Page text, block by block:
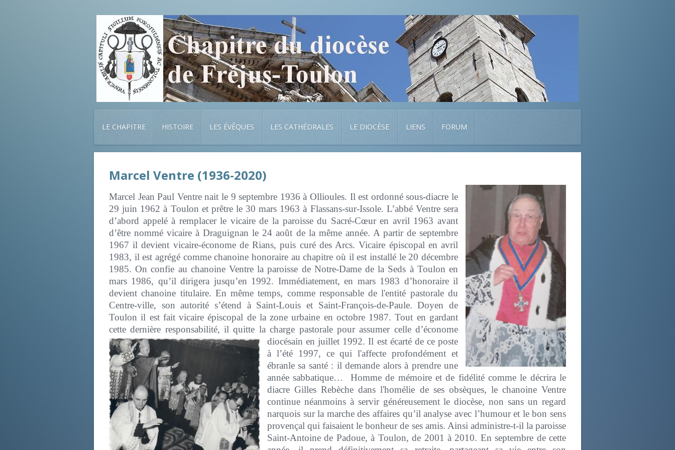
LE CHAPITRE HISTOIRE LES ÉVÊQUES LES CATHÉDRALES LE DIOCÈSE LIENS FORUM
Marcel Ventre (1936-2020)
Marcel Jean Paul Ventre nait le 9 septembre 1936 à Ollioules. Il est ordonné sous-diacre le
29 juin 1962 à Toulon et prêtre le 30 mars 1963 à Flassans-sur-Issole. L’abbé Ventre sera
d’abord appelé à remplacer le vicaire de la paroisse du Sacré-Cœur en avril 1963 avant
d’être nommé vicaire à Draguignan le 24 août de la même année. A partir de septembre
1967 il devient vicaire-économe de Rians, puis curé des Arcs. Vicaire épiscopal en avril
1983, il est agrégé comme chanoine honoraire au chapitre où il est installé le 20 décembre
1985. On confie au chanoine Ventre la paroisse de Notre-Dame de la Seds à Toulon en
mars 1986, qu’il dirigera jusqu’en 1992. Immédiatement, en mars 1983 d’honoraire il
devient chanoine titulaire. En même temps, comme responsable de l'entité pastorale du
Centre-ville, son autorité s’étend à Saint-Louis et Saint-François-de-Paule. Doyen de
Toulon il est fait vicaire épiscopal de la zone urbaine en octobre 1987. Tout en gardant
cette dernière responsabilité, il quitte la charge pastorale pour assumer celle d’économe
diocésain en juillet 1992. Il est écarté de ce poste
à l’été 1997, ce qui l'affecte profondément et
ébranle sa santé : il demande alors à prendre une
année sabbatique… Homme de mémoire et de fidélité comme le décrira le
diacre Gilles Rebèche dans l'homélie de ses obsèques, le chanoine Ventre
continue néanmoins à servir généreusement le diocèse, non sans un regard
narquois sur la marche des affaires qu’il analyse avec l’humour et le bon sens
provençal qui faisaient le bonheur de ses amis. Ainsi administre-t-il la paroisse
Saint-Antoine de Padoue, à Toulon, de 2001 à 2010. En septembre de cette